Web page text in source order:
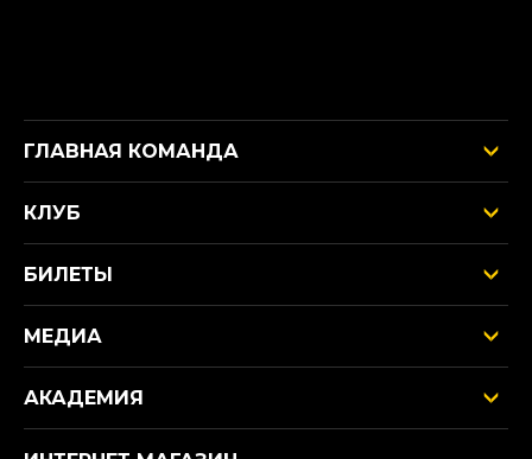
ГЛАВНАЯ КОМАНДА
КЛУБ
БИЛЕТЫ
МЕДИА
АКАДЕМИЯ